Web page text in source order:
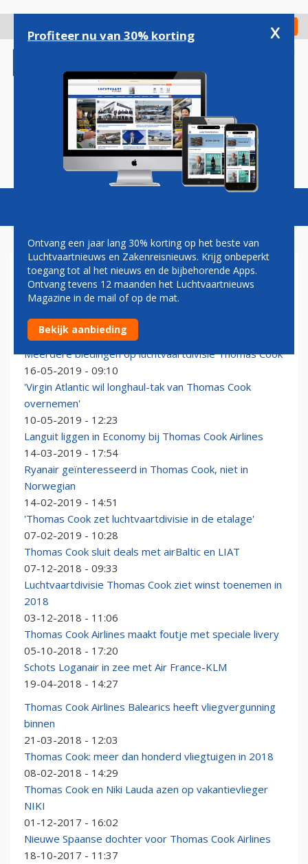
gaan
Check in
Magazine Podcasts Vacatures
THOMAS COOK AIRLINES
Britse piloten laaiend over reddingsplan Condor
26-09-2019 - 15:08
Meerdere biedingen op luchtvaartdivisie Thomas Cook
16-05-2019 - 09:10
'Virgin Atlantic wil longhaul-tak van Thomas Cook
overnemen'
10-05-2019 - 12:23
Languit liggen in Economy bij Thomas Cook Airlines
14-03-2019 - 17:54
Ryanair geïnteresseerd in Thomas Cook, niet in
Norwegian
14-02-2019 - 14:51
'Thomas Cook zet luchtvaartdivisie in de etalage'
07-02-2019 - 10:28
Thomas Cook sluit deals met airBaltic en LIAT
07-12-2018 - 09:33
Luchtvaartdivisie Thomas Cook ziet winst toenemen in
2018
03-12-2018 - 11:06
Thomas Cook Airlines maakt foutje met speciale livery
05-10-2018 - 17:20
Schots Loganair in zee met Air France-KLM
19-04-2018 - 14:27
Thomas Cook Airlines Balearics heeft vliegvergunning
binnen
21-03-2018 - 12:03
Thomas Cook: meer dan honderd vliegtuigen in 2018
08-02-2018 - 14:29
Thomas Cook en Niki Lauda azen op vakantievlieger
NIKI
01-12-2017 - 16:02
Nieuwe Spaanse dochter voor Thomas Cook Airlines
18-10-2017 - 11:37
Profiteer nu van 30% korting x
Ontvang een jaar lang 30% korting op het beste van
Luchtvaartnieuws en Zakenreisnieuws. Krijg onbeperkt
toegang tot al het nieuws en de bijbehorende Apps.
Ontvang tevens 12 maanden het Luchtvaartnieuws
Magazine in de mail of op de mat.
Bekijk aanbieding